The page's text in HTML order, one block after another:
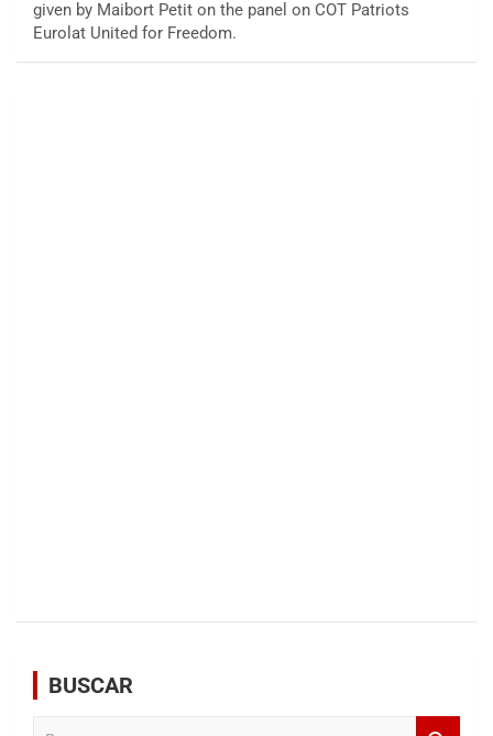
given by Maibort Petit on the panel on COT Patriots
Eurolat United for Freedom.
BUSCAR